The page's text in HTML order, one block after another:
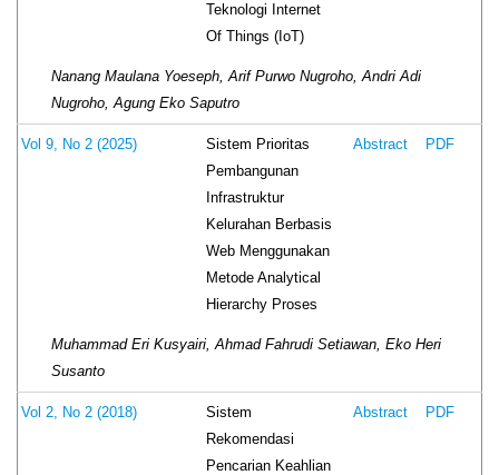
Teknologi Internet
Of Things (IoT)
Nanang Maulana Yoeseph, Arif Purwo Nugroho, Andri Adi
Nugroho, Agung Eko Saputro
Vol 9, No 2 (2025)
Sistem Prioritas
Pembangunan
Infrastruktur
Kelurahan Berbasis
Web Menggunakan
Metode Analytical
Hierarchy Proses
Abstract PDF
Muhammad Eri Kusyairi, Ahmad Fahrudi Setiawan, Eko Heri
Susanto
Vol 2, No 2 (2018)
Sistem
Rekomendasi
Pencarian Keahlian
Abstract PDF